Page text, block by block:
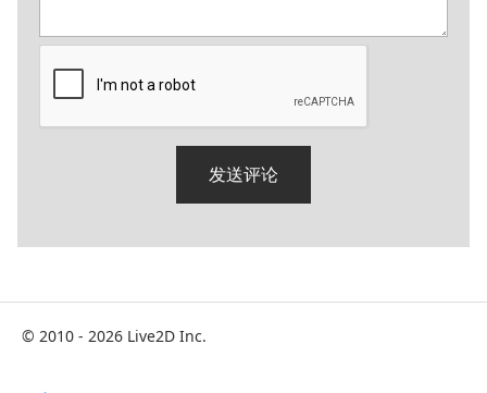
© 2010 - 2026 Live2D Inc.